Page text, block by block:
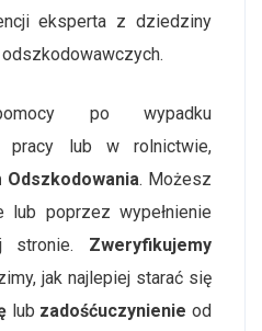
eksperta z dziedziny
po wypadku
pracy lub w rolnictwie,
Odszkodowania. Możesz
poprzez wypełnienie
stronie. Zweryfikujemy
jak najlepiej starać się
lub zadośćuczynienie od